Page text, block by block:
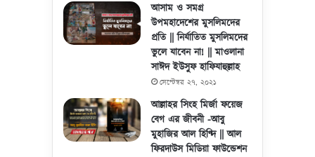
আসাম ও সমগ্র
উপমহাদেশের মুসলিমদের
প্রতি || নির্যাতিত মুসলিমদের
ভুলে যাবেন না! || মাওলানা
সাঈদ ইউসুফ হাফিযাহুল্লাহ
সেপ্টেম্বর ২৭, ২০২১
আল্লাহর সিংহ মির্জা ফয়েজ
বেগ এর জীবনী -আবু
মুহাজির আল হিণ্দি || আল
ফিরদাউস মিডিয়া ফাউন্ডেশন